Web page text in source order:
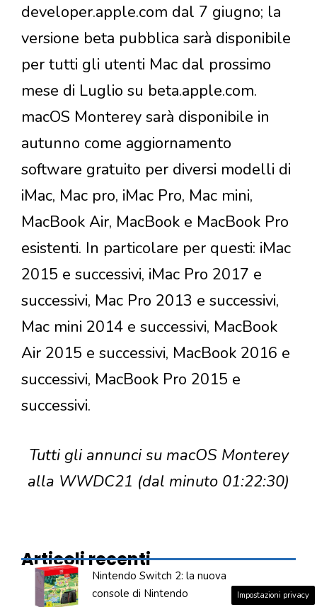
developer.apple.com dal 7 giugno; la
versione beta pubblica sarà disponibile
per tutti gli utenti Mac dal prossimo
mese di Luglio su beta.apple.com.
macOS Monterey sarà disponibile in
autunno come aggiornamento
software gratuito per diversi modelli di
iMac, Mac pro, iMac Pro, Mac mini,
MacBook Air, MacBook e MacBook Pro
esistenti. In particolare per questi: iMac
2015 e successivi, iMac Pro 2017 e
successivi, Mac Pro 2013 e successivi,
Mac mini 2014 e successivi, MacBook
Air 2015 e successivi, MacBook 2016 e
successivi, MacBook Pro 2015 e
successivi.
Tutti gli annunci su macOS Monterey
alla WWDC21 (dal minuto 01:22:30)
Articoli recenti
Nintendo Switch 2: la nuova
console di Nintendo
Impostazioni privacy